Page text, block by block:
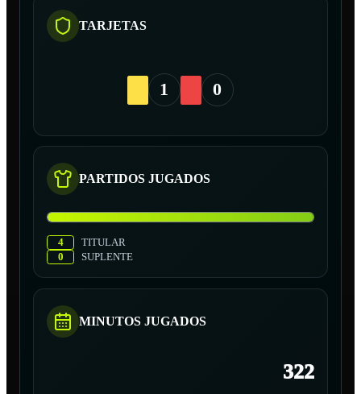
TARJETAS
1 0
PARTIDOS JUGADOS
4
TITULAR
0
SUPLENTE
MINUTOS JUGADOS
322